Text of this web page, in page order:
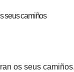
seus camiños
os seus